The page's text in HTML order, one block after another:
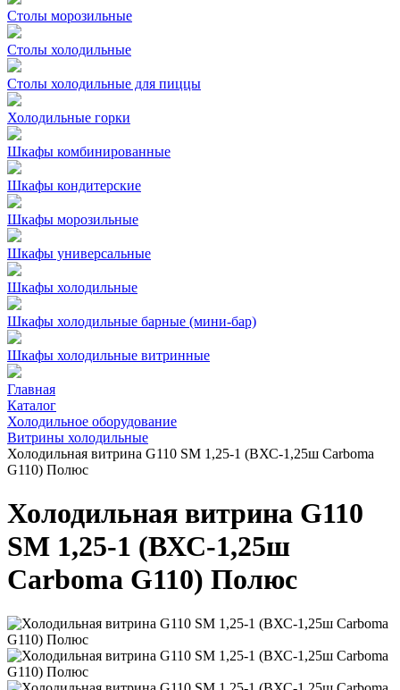
Столы морозильные
Столы холодильные
Столы холодильные для пиццы
Холодильные горки
Шкафы комбинированные
Шкафы кондитерские
Шкафы морозильные
Шкафы универсальные
Шкафы холодильные
Шкафы холодильные барные (мини-бар)
Шкафы холодильные витринные
Главная
Каталог
Холодильное оборудование
Витрины холодильные
Холодильная витрина G110 SM 1,25-1 (ВХС-1,25ш Carboma
G110) Полюс
Холодильная витрина G110
SM 1,25-1 (ВХС-1,25ш
Carboma G110) Полюс